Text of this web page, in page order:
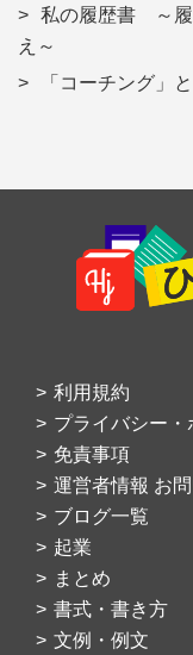
私の履歴書 ～履
え～
「コーチング」
Footer
利用規約
プライバシー・
免責事項
運営者情報 お
ブログ一覧
起業
まとめ
書式・書き方
文例・例文